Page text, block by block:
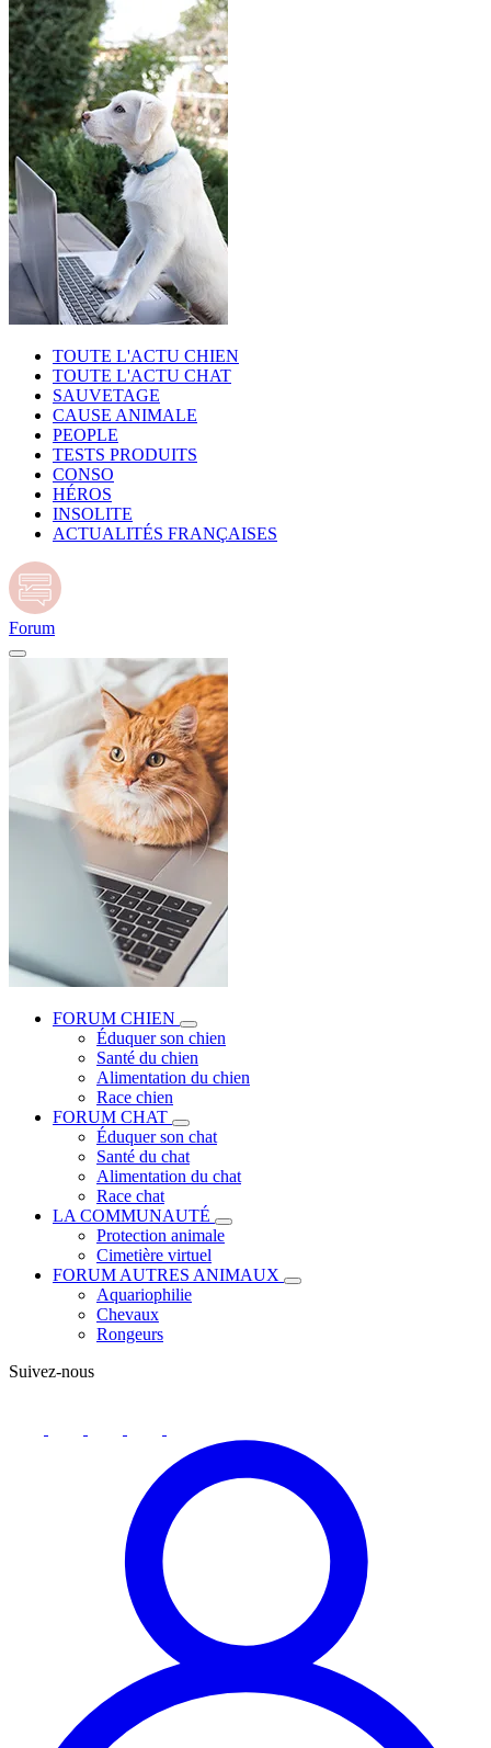
TOUTE L'ACTU CHIEN
TOUTE L'ACTU CHAT
SAUVETAGE
CAUSE ANIMALE
PEOPLE
TESTS PRODUITS
CONSO
HÉROS
INSOLITE
ACTUALITÉS FRANÇAISES
Forum
FORUM CHIEN
Éduquer son chien
Santé du chien
Alimentation du chien
Race chien
FORUM CHAT
Éduquer son chat
Santé du chat
Alimentation du chat
Race chat
LA COMMUNAUTÉ
Protection animale
Cimetière virtuel
FORUM AUTRES ANIMAUX
Aquariophilie
Chevaux
Rongeurs
Suivez-nous